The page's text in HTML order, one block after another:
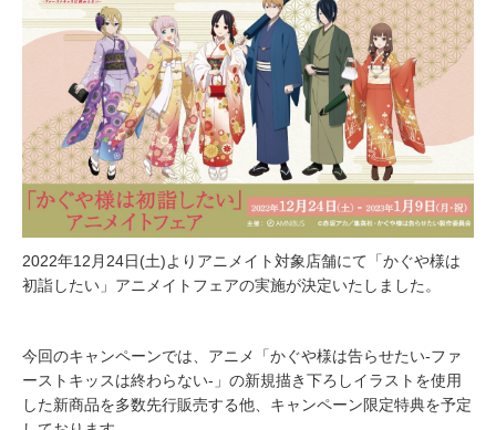
2022年12月24日(土)よりアニメイト対象店舗にて「かぐや様は
初詣したい」アニメイトフェアの実施が決定いたしました。
今回のキャンペーンでは、アニメ「かぐや様は告らせたい-ファ
ーストキッスは終わらない-」の新規描き下ろしイラストを使用
した新商品を多数先行販売する他、キャンペーン限定特典を予定